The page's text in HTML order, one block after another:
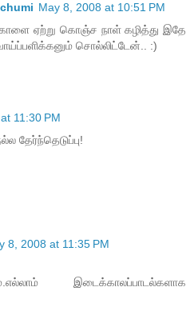
May 8, 2008 at 10:51 PM
ஏற்று கொஞ்ச நாள் கழித்து இதே
சொல்லிட்டேன்.. :)
11:30 PM
தேர்ந்தெடுப்பு!
8, 2008 at 11:35 PM
இடைக்காலப்பாடல்களாக